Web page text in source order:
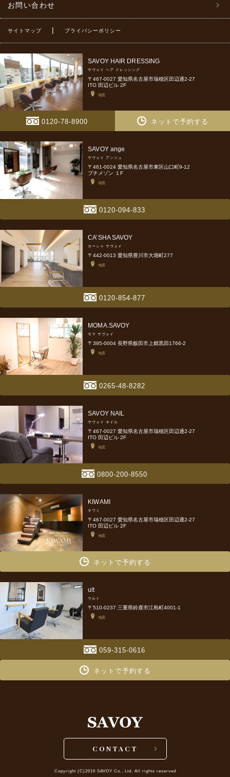
お問い合わせ
サイトマップ | プライバシーポリシー
SAVOY HAIR DRESSING
サヴォイ ヘア ドレッシング
〒467-0027 愛知県名古屋市瑞穂区田辺通2-27
ITO 田辺ビル 2F
地図
0120-78-8900 ネットで予約する
SAVOY ange
サヴォイ アンジュ
〒461-0024 愛知県名古屋市東区山口町9-12
プチメゾン １F
地図
0120-094-833
CA’SHA SAVOY
カーシャ サヴォイ
〒442-0013 愛知県豊川市大堀町277
地図
0120-854-877
MOMA.SAVOY
モマ サヴォイ
〒395-0004 長野県飯田市上郷黒田1766-2
地図
0265-48-8282
SAVOY NAIL
サヴォイ ネイル
〒467-0027 愛知県名古屋市瑞穂区田辺通2-27
ITO 田辺ビル 2F
地図
0800-200-8550
KIWAMI
キワミ
〒467-0027 愛知県名古屋市瑞穂区田辺通2-27
ITO 田辺ビル 2F
地図
ネットで予約する
ult
ウルト
〒510-0237 三重県鈴鹿市江島町4001-1
地図
059-315-0616
ネットで予約する
CONTACT
Copyright (C)2016 SAVOY Co., Ltd. All rights reserved